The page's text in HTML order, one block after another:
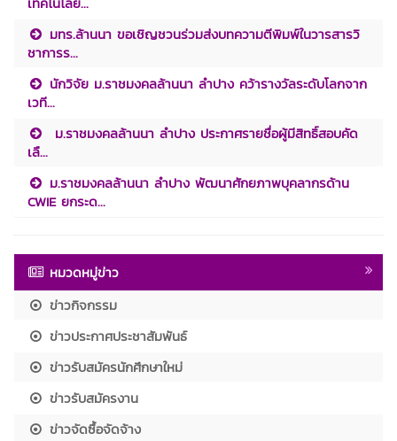
มทร.ล้านนา ขอเชิญชวนร่วมส่งบทความตีพิมพ์ในวารสารวิ
ชาการร...
นักวิจัย ม.ราชมงคลล้านนา ลำปาง คว้ารางวัลระดับโลกจาก
เวที...
ม.ราชมงคลล้านนา ลำปาง ประกาศรายชื่อผู้มีสิทธิ์สอบคัด
เลื...
ม.ราชมงคลล้านนา ลำปาง พัฒนาศักยภาพบุคลากรด้าน
CWIE ยกระด...
หมวดหมู่ข่าว
ข่าวกิจกรรม
ข่าวประกาศประชาสัมพันธ์
ข่าวรับสมัครนักศึกษาใหม่
ข่าวรับสมัครงาน
ข่าวจัดซื้อจัดจ้าง